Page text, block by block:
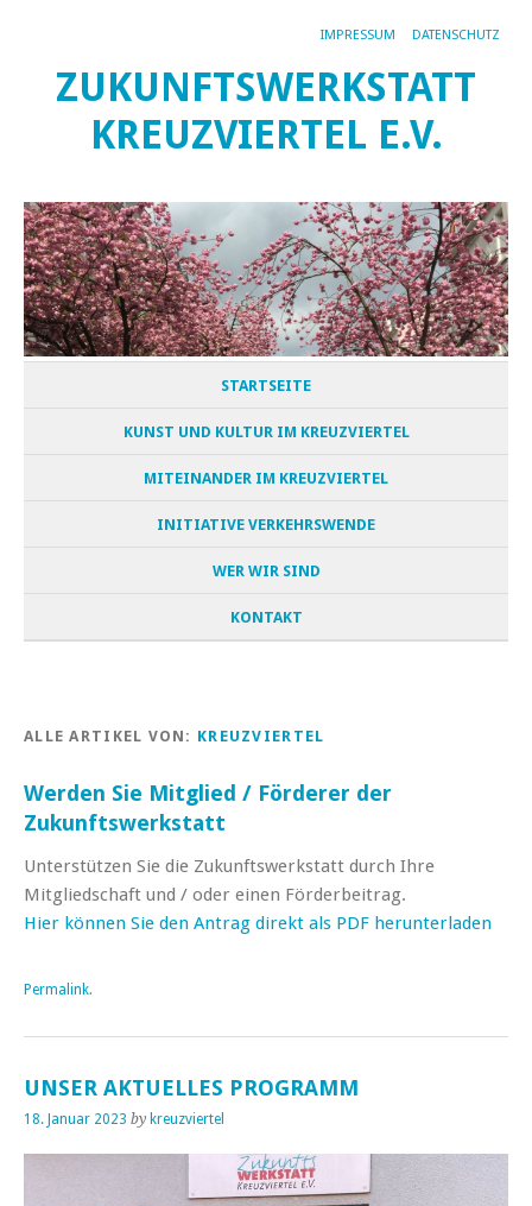
IMPRESSUM DATENSCHUTZ
ZUKUNFTSWERKSTATT
KREUZVIERTEL E.V.
STARTSEITE
KUNST UND KULTUR IM KREUZVIERTEL
MITEINANDER IM KREUZVIERTEL
INITIATIVE VERKEHRSWENDE
WER WIR SIND
KONTAKT
ALLE ARTIKEL VON: KREUZVIERTEL
Werden Sie Mitglied / Förderer der
Zukunftswerkstatt
Unterstützen Sie die Zukunftswerkstatt durch Ihre
Mitgliedschaft und / oder einen Förderbeitrag.
Hier können Sie den Antrag direkt als PDF herunterladen
Permalink.
UNSER AKTUELLES PROGRAMM
18. Januar 2023 by kreuzviertel